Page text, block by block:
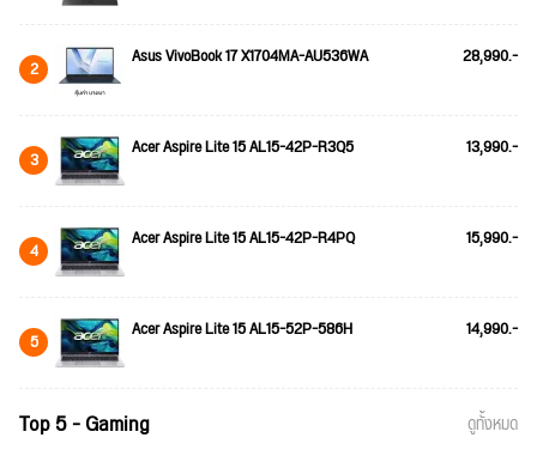
2 Asus VivoBook 17 X1704MA-AU536WA 28,990.-
3 Acer Aspire Lite 15 AL15-42P-R3Q5 13,990.-
4 Acer Aspire Lite 15 AL15-42P-R4PQ 15,990.-
5 Acer Aspire Lite 15 AL15-52P-586H 14,990.-
Top 5 - Gaming ดูทั้งหมด